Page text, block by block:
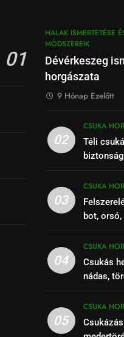
01
HALAK ISMERTETÉSE
MÓDSZEREIK
Dévérkeszeg
horgászata
9 Hónap Ezelőtt
02
CSUKA
Téli
03
CSUKA
bot,
04
CSUKA
Csukás
nádas,
05
CSUKA